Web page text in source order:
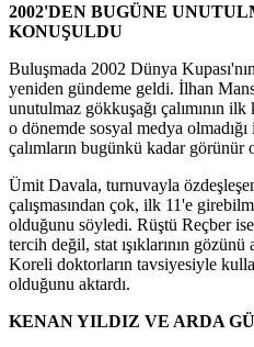
2002'DEN BUGÜNE
KONUŞULDU
Buluşmada 2002 Dünya
yeniden gündeme geldi. İlhan
unutulmaz gökkuşağı çalımının ilk
o dönemde sosyal medya olmadığı
çalımların bugünkü kadar görünür
Ümit Davala, turnuvayla
çalışmasından çok, ilk 11'e
olduğunu söyledi. Rüştü Reçber
tercih değil, stat ışıklarının
Koreli doktorların tavsiyesiyle
olduğunu aktardı.
KENAN YILDIZ VE ARDA